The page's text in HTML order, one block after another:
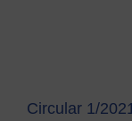
Circular 1/